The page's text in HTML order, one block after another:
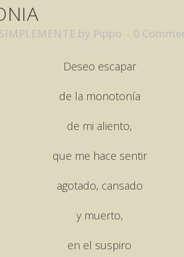
by Pippo 0
Deseo escapar
de la monotonía
de mi aliento,
que me hace sentir
agotado, cansado
y muerto,
en el suspiro